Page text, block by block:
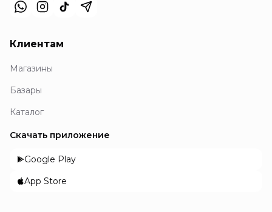
Клиентам
Магазины
Базары
Каталог
Скачать приложение
Google Play
App Store